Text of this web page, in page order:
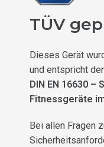
TÜV
Dieses Gerät
und entspricht
DIN EN 16630 –
Fitnessgeräte
Bei allen Fragen